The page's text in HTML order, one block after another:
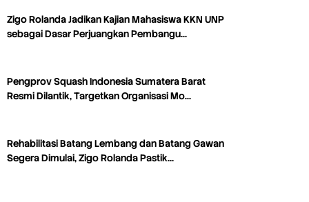
Zigo Rolanda Jadikan Kajian Mahasiswa KKN UNP
sebagai Dasar Perjuangkan Pembangu…
Pengprov Squash Indonesia Sumatera Barat
Resmi Dilantik, Targetkan Organisasi Mo…
Rehabilitasi Batang Lembang dan Batang Gawan
Segera Dimulai, Zigo Rolanda Pastik…